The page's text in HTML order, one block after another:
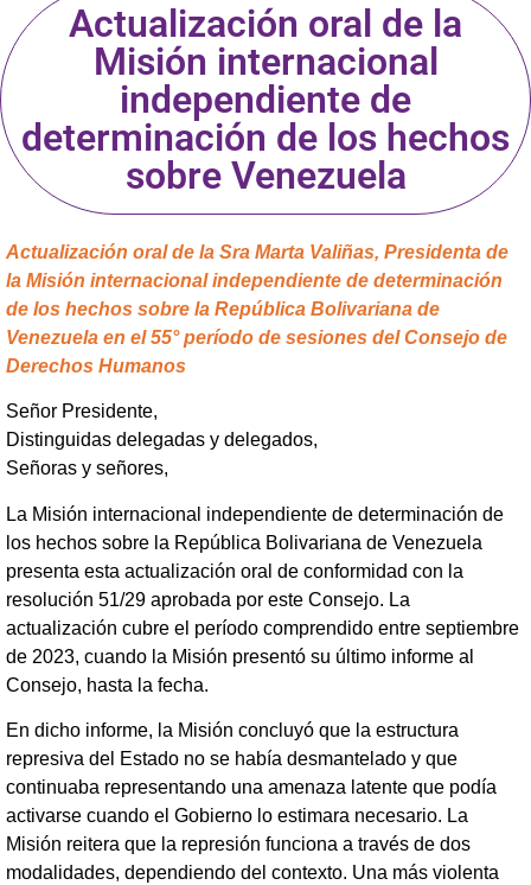
Actualización oral de la
Misión internacional
independiente de
determinación de los hechos
sobre Venezuela
Actualización oral de la Sra Marta Valiñas, Presidenta de
la Misión internacional independiente de determinación
de los hechos sobre la República Bolivariana de
Venezuela en el 55° período de sesiones del Consejo de
Derechos Humanos
Señor Presidente,
Distinguidas delegadas y delegados,
Señoras y señores,
La Misión internacional independiente de determinación de
los hechos sobre la República Bolivariana de Venezuela
presenta esta actualización oral de conformidad con la
resolución 51/29 aprobada por este Consejo. La
actualización cubre el período comprendido entre septiembre
de 2023, cuando la Misión presentó su último informe al
Consejo, hasta la fecha.
En dicho informe, la Misión concluyó que la estructura
represiva del Estado no se había desmantelado y que
continuaba representando una amenaza latente que podía
activarse cuando el Gobierno lo estimara necesario. La
Misión reitera que la represión funciona a través de dos
modalidades, dependiendo del contexto. Una más violenta